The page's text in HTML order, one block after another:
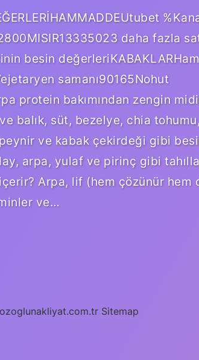
daha fazla
besin değerleriKABAKLARHam
samanı90165Nohut
protein bakımından zengin
balık, süt, bezelye, chia tohumu,
ve kabak çekirdeği gibi
arpa, yulaf ve pirinç gibi
Arpa, lif (hem çözünür hem
ve…
Sitemap